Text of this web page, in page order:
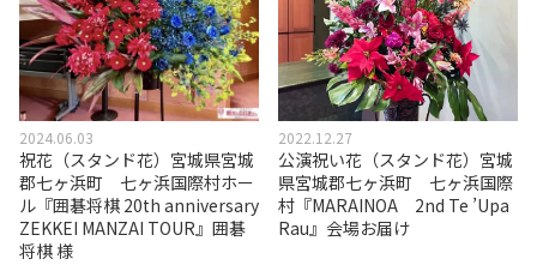
2024.06.03
祝花（スタンド花）宮城県宮城
郡七ヶ浜町 七ヶ浜国際村ホー
ル『囲碁将棋 20th anniversary
ZEKKEI MANZAI TOUR』囲碁
将棋 様
2022.12.27
公演祝い花（スタンド花）宮城
県宮城郡七ヶ浜町 七ヶ浜国際
村『MARAINOA 2nd Te ’Upa
Rau』会場お届け